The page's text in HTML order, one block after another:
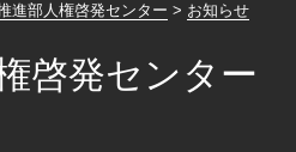
進部人権啓発センター > お知らせ
啓発センター